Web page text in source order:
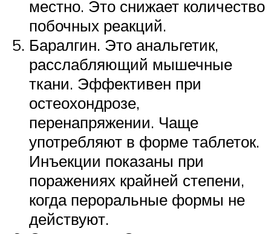
местно. Это снижает количество
побочных реакций.
Баралгин. Это анальгетик,
расслабляющий мышечные
ткани. Эффективен при
остеохондрозе,
перенапряжении. Чаще
употребляют в форме таблеток.
Инъекции показаны при
поражениях крайней степени,
когда пероральные формы не
действуют.